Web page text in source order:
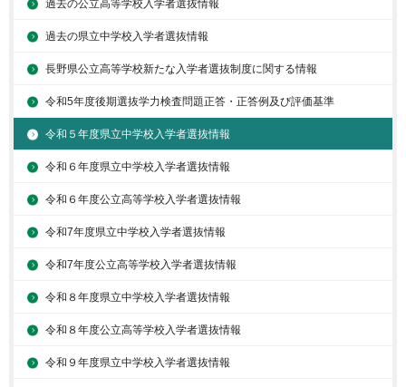
過去の公立高等学校入学者選抜情報
過去の県立中学校入学者選抜情報
長野県公立高等学校新たな入学者選抜制度に関する情報
令和5年度後期選抜学力検査問題正答・正答例及び評価基準
令和５年度県立中学校入学者選抜情報
令和６年度県立中学校入学者選抜情報
令和６年度公立高等学校入学者選抜情報
令和7年度県立中学校入学者選抜情報
令和7年度公立高等学校入学者選抜情報
令和８年度県立中学校入学者選抜情報
令和８年度公立高等学校入学者選抜情報
令和９年度県立中学校入学者選抜情報